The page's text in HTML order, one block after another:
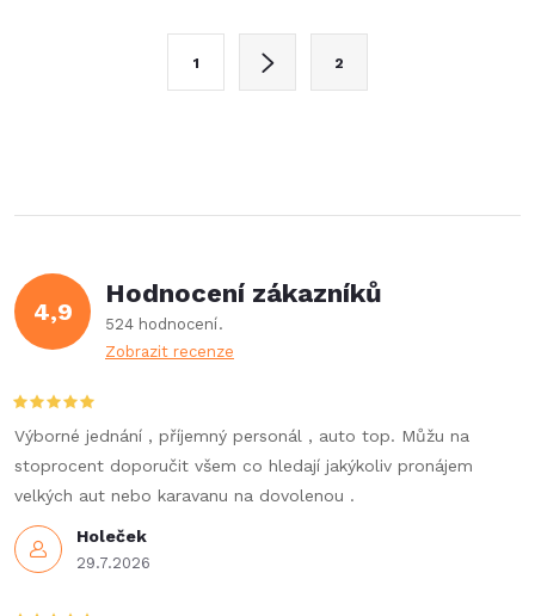
í
p
v
k
y
v
k
v
á
n
1 2
4,9
Hodnocení zákazníků
524 hodnocení
Zobrazit recenze
Holeček
29.7.2026
Výborné jednání , příjemný personál , auto top. Můžu na
stoprocent doporučit všem co hledají jakýkoliv pronájem
velkých aut nebo karavanu na dovolenou .